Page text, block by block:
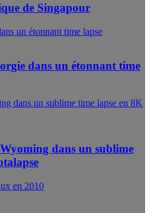
de Singapour
un étonnant time lapse
dans un étonnant time
dans un sublime time lapse en 8K
dans un sublime
en 2010